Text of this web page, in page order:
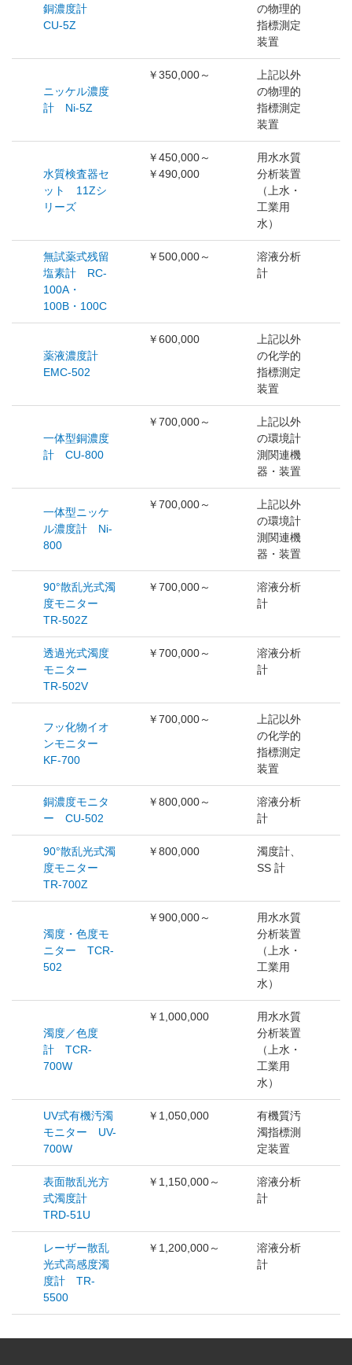
銅濃度計
CU-5Z
の物理的
指標測定
装置
ニッケル濃度
計 Ni-5Z
￥350,000～
上記以外
の物理的
指標測定
装置
水質検査器セ
ット 11Zシ
リーズ
￥450,000～
￥490,000
用水水質
分析装置
（上水・
工業用
水）
無試薬式残留
塩素計 RC-
100A・
100B・100C
￥500,000～
溶液分析
計
薬液濃度計
EMC-502
￥600,000
上記以外
の化学的
指標測定
装置
一体型銅濃度
計 CU-800
￥700,000～
上記以外
の環境計
測関連機
器・装置
一体型ニッケ
ル濃度計 Ni-
800
￥700,000～
上記以外
の環境計
測関連機
器・装置
90°散乱光式濁
度モニター
TR-502Z
￥700,000～
溶液分析
計
透過光式濁度
モニター
TR-502V
￥700,000～
溶液分析
計
フッ化物イオ
ンモニター
KF-700
￥700,000～
上記以外
の化学的
指標測定
装置
銅濃度モニタ
ー CU-502
￥800,000～
溶液分析
計
90°散乱光式濁
度モニター
TR-700Z
￥800,000
濁度計、
SS 計
濁度・色度モ
ニター TCR-
502
￥900,000～
用水水質
分析装置
（上水・
工業用
水）
濁度／色度
計 TCR-
700W
￥1,000,000
用水水質
分析装置
（上水・
工業用
水）
UV式有機汚濁
モニター UV-
700W
￥1,050,000
有機質汚
濁指標測
定装置
表面散乱光方
式濁度計
TRD-51U
￥1,150,000～
溶液分析
計
レーザー散乱
光式高感度濁
度計 TR-
5500
￥1,200,000～
溶液分析
計